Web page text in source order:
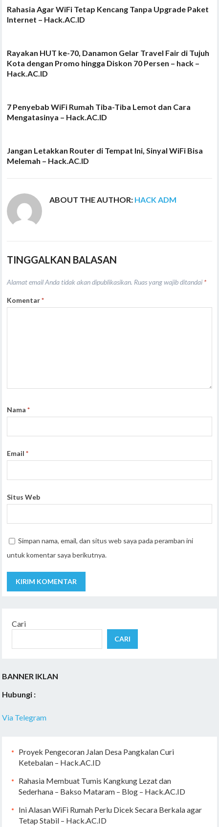
Rahasia Agar WiFi Tetap Kencang Tanpa Upgrade Paket
Internet – Hack.AC.ID
Rayakan HUT ke-70, Danamon Gelar Travel Fair di Tujuh
Kota dengan Promo hingga Diskon 70 Persen – hack –
Hack.AC.ID
7 Penyebab WiFi Rumah Tiba-Tiba Lemot dan Cara
Mengatasinya – Hack.AC.ID
Jangan Letakkan Router di Tempat Ini, Sinyal WiFi Bisa
Melemah – Hack.AC.ID
ABOUT THE AUTHOR: HACK ADM
TINGGALKAN BALASAN
Alamat email Anda tidak akan dipublikasikan. Ruas yang wajib ditandai *
Komentar*
Nama*
Email*
Situs Web
Simpan nama, email, dan situs web saya pada peramban ini
untuk komentar saya berikutnya.
Cari
CARI
BANNER IKLAN
Hubungi :
Via Telegram
Proyek Pengecoran Jalan Desa Pangkalan Curi
Ketebalan – Hack.AC.ID
Rahasia Membuat Tumis Kangkung Lezat dan
Sederhana – Bakso Mataram – Blog – Hack.AC.ID
Ini Alasan WiFi Rumah Perlu Dicek Secara Berkala agar
Tetap Stabil – Hack.AC.ID